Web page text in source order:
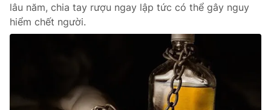
lâu năm, chia tay rượu ngay lập tức có thể gây nguy
hiểm chết người.